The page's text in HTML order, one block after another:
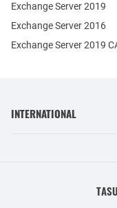
Exchange Server 2019
Exchange Server 2016
Exchange Server 2019
INTERNATIONAL